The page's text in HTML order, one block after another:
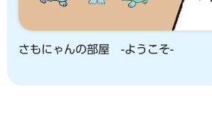
さもにゃんの部屋 -ようこそ-